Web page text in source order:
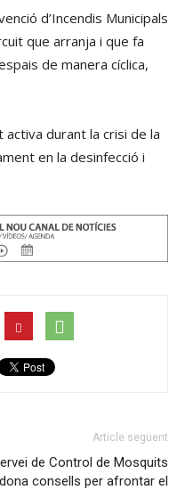
d’Incendis Municipals
que arranja i que fa
de manera cíclica,
durant la crisi de la
en la desinfecció i
Article següent
de Control de Mosquits
dona consells per afrontar el